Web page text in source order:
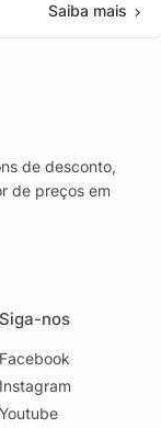
Saiba mais
de desconto,
de preços em
Siga-nos
Facebook
Instagram
Youtube